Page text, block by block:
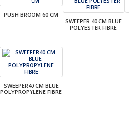
PUSH BROOM 60 CM
SWEEPER 40 CM BLUE
POLYESTER FIBRE
SWEEPER40 CM BLUE
POLYPROPYLENE FIBRE